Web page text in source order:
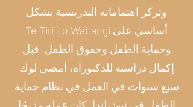
وتركز اهتماماته التدريسية بشكل
أساسي على Te Tiriti o Waitangi
وحماية الطفل وحقوق الطفل. قبل
إكمال دراسته للدكتوراه، أمضى لوك
سبع سنوات في العمل في نظام حماية